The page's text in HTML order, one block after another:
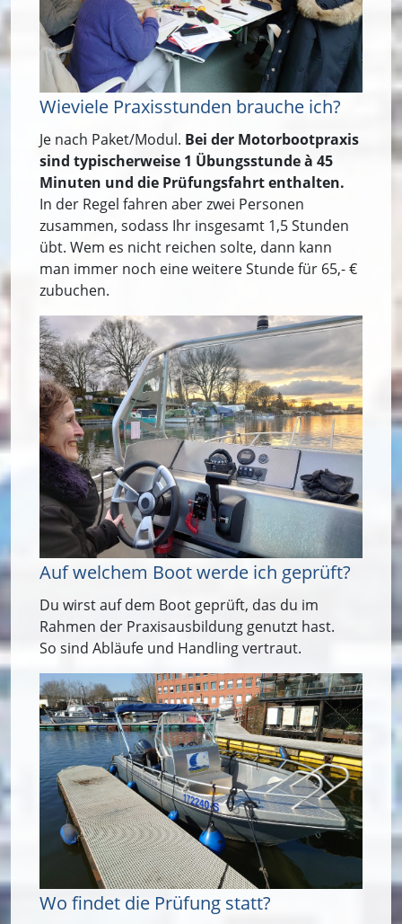
Wieviele Praxisstunden brauche ich?
Je nach Paket/Modul. Bei der Motorbootpraxis
sind typischerweise 1 Übungsstunde à 45
Minuten und die Prüfungsfahrt enthalten.
In der Regel fahren aber zwei Personen
zusammen, sodass Ihr insgesamt 1,5 Stunden
übt. Wem es nicht reichen solte, dann kann
man immer noch eine weitere Stunde für 65,- €
zubuchen.
Auf welchem Boot werde ich geprüft?
Du wirst auf dem Boot geprüft, das du im
Rahmen der Praxisausbildung genutzt hast.
So sind Abläufe und Handling vertraut.
Wo findet die Prüfung statt?